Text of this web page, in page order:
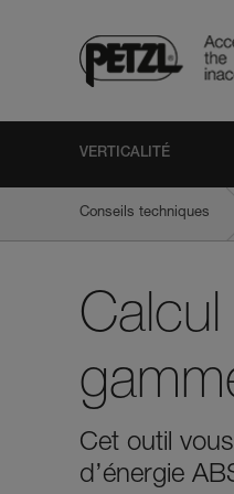
VERTICALITÉ
Conseils techniques
Calcul
Cet outil
d’énergie